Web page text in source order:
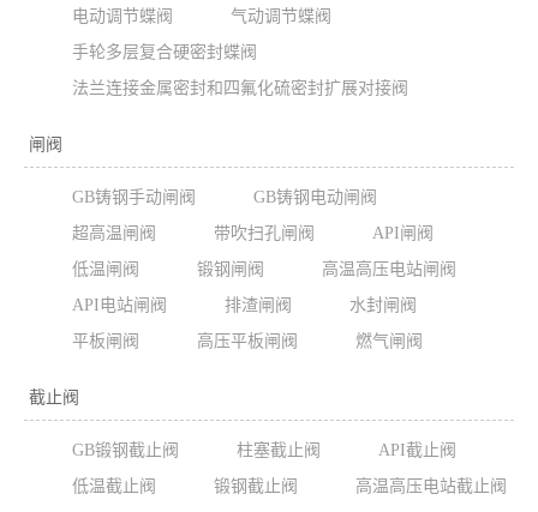
电动调节蝶阀
气动调节蝶阀
手轮多层复合硬密封蝶阀
法兰连接金属密封和四氟化硫密封扩展对接阀
闸阀
GB铸钢手动闸阀
GB铸钢电动闸阀
超高温闸阀
带吹扫孔闸阀
API闸阀
低温闸阀
锻钢闸阀
高温高压电站闸阀
API电站闸阀
排渣闸阀
水封闸阀
平板闸阀
高压平板闸阀 燃气闸阀
截止阀
GB锻钢截止阀 柱塞截止阀
API截止阀
低温截止阀
锻钢截止阀
高温高压电站截止阀